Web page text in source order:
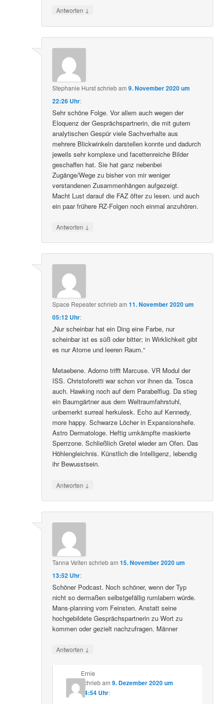
Antworten ↓
Stephanie Hurstschriebam9. November 2020 um
22:26 Uhr:
Sehr schöne Folge. Vor allem auch wegen der
Eloquenz der Gesprächspartnerin, die mit gutem
analytischen Gespür viele Sachverhalte aus
mehrere Blickwinkeln darstellen konnte und dadurch
jeweils sehr komplexe und facettenreiche Bilder
geschaffen hat. Sie hat ganz nebenbei
Zugänge/Wege zu bisher von mir weniger
verstandenen Zusammenhängen aufgezeigt.
Macht Lust darauf die FAZ öfter zu lesen. und auch
ein paar frühere RZ-Folgen noch einmal anzuhören.
Antworten ↓
Space Repeaterschriebam11. November 2020 um
05:12 Uhr:
„Nur scheinbar hat ein Ding eine Farbe, nur
scheinbar ist es süß oder bitter; in Wirklichkeit gibt
es nur Atome und leeren Raum.“
Metaebene. Adorno trifft Marcuse. VR Modul der
ISS. Christoforetti war schon vor ihnen da. Tosca
auch. Hawking noch auf dem Parabelflug. Da stieg
ein Baumgärtner aus dem Weltraumfahrstuhl,
unbemerkt surreal herkulesk. Echo auf Kennedy,
more happy. Schwarze Löcher in Expansionshefe.
Astro Dermatologe. Heftig umkämpfte maskierte
Sperrzone. Schließlich Gretel wieder am Ofen. Das
Höhlengleichnis. Künstlich die Intelligenz, lebendig
ihr Bewusstsein.
Antworten ↓
Tanna Velten schriebam15. November 2020 um
13:52 Uhr:
Schöner Podcast. Noch schöner, wenn der Typ
nicht so dermaßen selbstgefällig rumlabern würde.
Mans-planning vom Feinsten. Anstatt seine
hochgebildete Gesprächspartnerin zu Wort zu
kommen oder gezielt nachzufragen. Männer
Antworten ↓
Ernie
schriebam 9. Dezember 2020 um
04:54 Uhr: